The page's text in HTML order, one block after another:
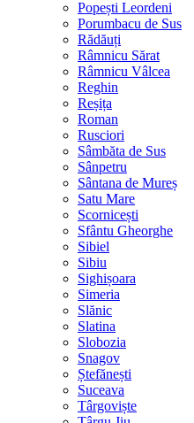
Popești Leordeni
Porumbacu de Sus
Rădăuți
Râmnicu Sărat
Râmnicu Vâlcea
Reghin
Reșița
Roman
Rusciori
Sâmbăta de Sus
Sânpetru
Sântana de Mureș
Satu Mare
Scornicești
Sfântu Gheorghe
Sibiel
Sibiu
Sighișoara
Simeria
Slănic
Slatina
Slobozia
Snagov
Ștefănești
Suceava
Târgoviște